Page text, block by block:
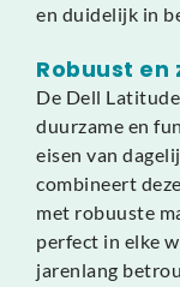
en duidelijk in
Robuust en
De Dell
duurzame en
eisen van
combineert
met robuuste
perfect in elke
jarenlang